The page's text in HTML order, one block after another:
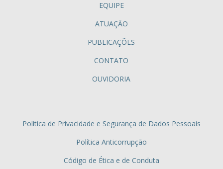
EQUIPE
ATUAÇÃO
PUBLICAÇÕES
CONTATO
OUVIDORIA
Política de Privacidade e Segurança de Dados Pessoais
Política Anticorrupção
Código de Ética e de Conduta